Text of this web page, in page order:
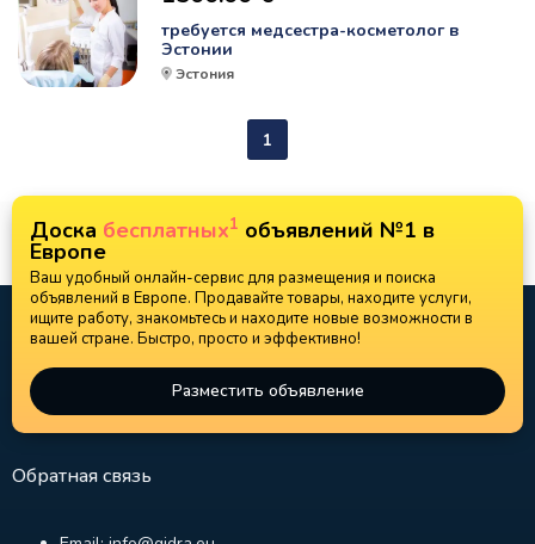
требуется медсестра-косметолог в
Эстонии
Эстония
1
Доска бесплатных1 объявлений №1 в
Европе
Ваш удобный онлайн-сервис для размещения и поиска
объявлений в Европе. Продавайте товары, находите услуги,
ищите работу, знакомьтесь и находите новые возможности в
вашей стране. Быстро, просто и эффективно!
Разместить объявление
Обратная связь